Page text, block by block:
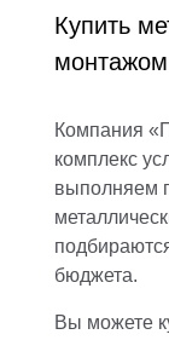
Купить
монтажом
Компания
комплекс
выполняем
бюджета.
Вы можете